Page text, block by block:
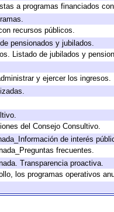
a programas financiados
recursos públicos.
pensionados y jubilados.
Listado de jubilados y
y ejercer los ingresos.
del Consejo Consultivo.
de interés
frecuentes.
Transparencia proactiva.
los programas operativos